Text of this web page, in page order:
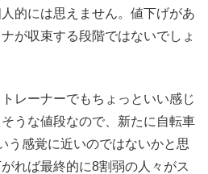
的には思えません。値下げがあ
が収束する段階ではないでしょ
レーナーでもちょっといい感じ
うな値段なので、新たに自転車
う感覚に近いのではないかと思
れば最終的に8割弱の人々がス